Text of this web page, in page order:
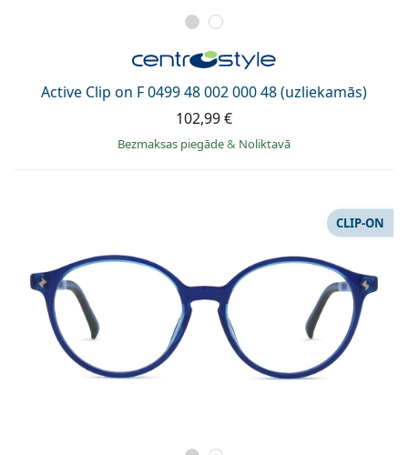
Active Clip on F 0499 48 002 000 48 (uzliekamās)
102,99 €
Bezmaksas piegāde& Noliktavā
CLIP-ON